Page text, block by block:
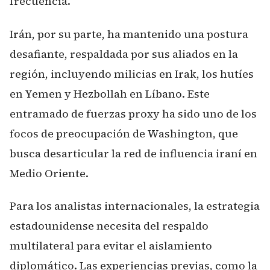
Irán, por su parte, ha mantenido una postura
desafiante, respaldada por sus aliados en la
región, incluyendo milicias en Irak, los hutíes
en Yemen y Hezbollah en Líbano. Este
entramado de fuerzas proxy ha sido uno de los
focos de preocupación de Washington, que
busca desarticular la red de influencia iraní en
Medio Oriente.
Para los analistas internacionales, la estrategia
estadounidense necesita del respaldo
multilateral para evitar el aislamiento
diplomático. Las experiencias previas, como la